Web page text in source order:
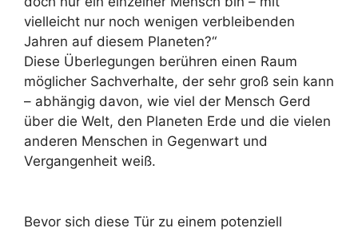
vielleicht nur noch wenigen verbleibenden
Jahren auf diesem Planeten?“
Diese Überlegungen berühren einen Raum
möglicher Sachverhalte, der sehr groß sein kann
– abhängig davon, wie viel der Mensch Gerd
über die Welt, den Planeten Erde und die vielen
anderen Menschen in Gegenwart und
Vergangenheit weiß.
Bevor sich diese Tür zu einem potenziell